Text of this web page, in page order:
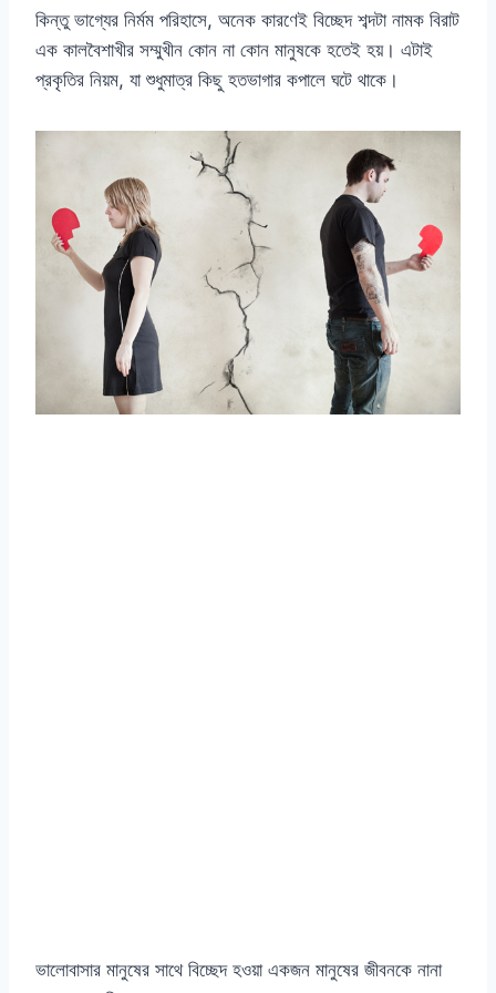
কিন্তু ভাগ্যের নির্মম পরিহাসে, অনেক কারণেই বিচ্ছেদ শব্দটা নামক বিরাট
এক কালবৈশাখীর সম্মুখীন কোন না কোন মানুষকে হতেই হয়। এটাই
প্রকৃতির নিয়ম, যা শুধুমাত্র কিছু হতভাগার কপালে ঘটে থাকে।
ভালোবাসার মানুষের সাথে বিচ্ছেদ হওয়া একজন মানুষের জীবনকে নানা